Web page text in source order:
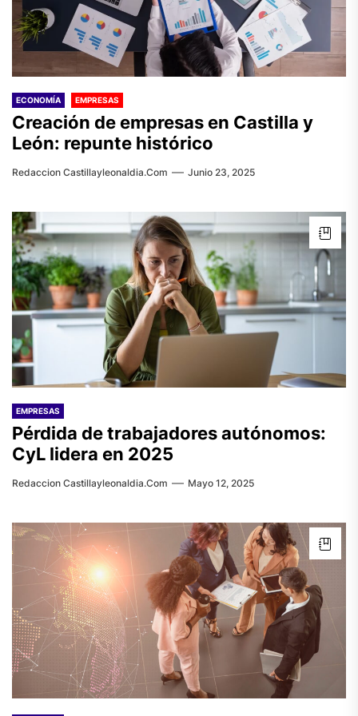
ECONOMÍA EMPRESAS
Creación de empresas en Castilla y
León: repunte histórico
Redaccion Castillayleonaldia.com Junio 23, 2025
EMPRESAS
Pérdida de trabajadores autónomos:
CyL lidera en 2025
Redaccion Castillayleonaldia.com Mayo 12, 2025